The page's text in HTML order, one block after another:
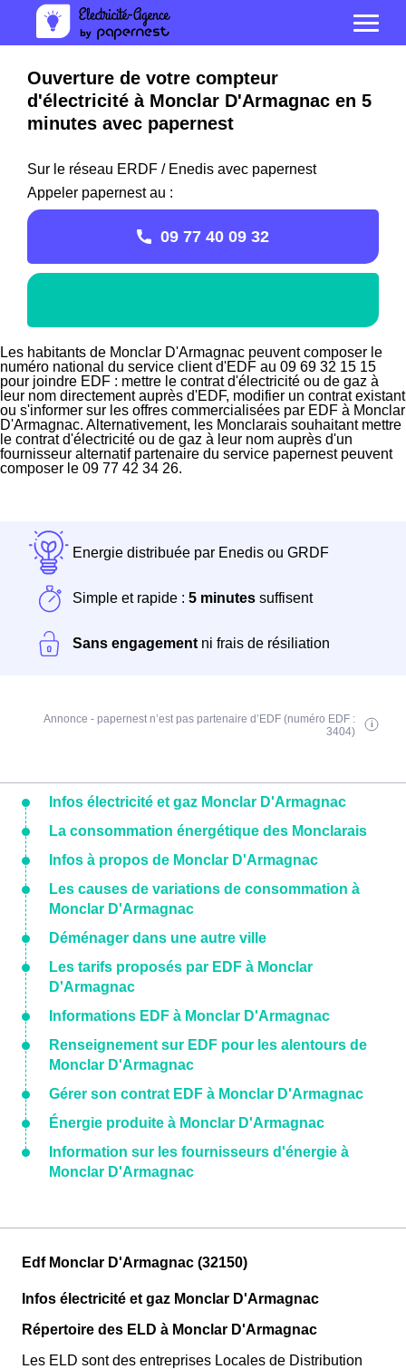
Ouverture de votre compteur
d'électricité à Monclar D'Armagnac en 5
minutes avec papernest
Sur le réseau ERDF / Enedis avec papernest
Appeler papernest au :
09 77 40 09 32
Les habitants de Monclar D'Armagnac peuvent composer le
numéro national du service client d'EDF au 09 69 32 15 15
pour joindre EDF : mettre le contrat d'électricité ou de gaz à
leur nom directement auprès d'EDF, modifier un contrat existant
ou s'informer sur les offres commercialisées par EDF à Monclar
D'Armagnac. Alternativement, les Monclarais souhaitant mettre
le contrat d'électricité ou de gaz à leur nom auprès d'un
fournisseur alternatif partenaire du service papernest peuvent
composer le 09 77 42 34 26.
Energie distribuée par Enedis ou GRDF
Simple et rapide : 5 minutes suffisent
Sans engagement ni frais de résiliation
Annonce - papernest n’est pas partenaire d’EDF (numéro EDF :
3404)
Infos électricité et gaz Monclar D'Armagnac
La consommation énergétique des Monclarais
Infos à propos de Monclar D'Armagnac
Les causes de variations de consommation à
Monclar D'Armagnac
Déménager dans une autre ville
Les tarifs proposés par EDF à Monclar
D'Armagnac
Informations EDF à Monclar D'Armagnac
Renseignement sur EDF pour les alentours de
Monclar D'Armagnac
Gérer son contrat EDF à Monclar D'Armagnac
Énergie produite à Monclar D'Armagnac
Information sur les fournisseurs d'énergie à
Monclar D'Armagnac
Edf Monclar D'Armagnac (32150)
Infos électricité et gaz Monclar D'Armagnac
Répertoire des ELD à Monclar D'Armagnac
Les ELD sont des entreprises Locales de Distribution